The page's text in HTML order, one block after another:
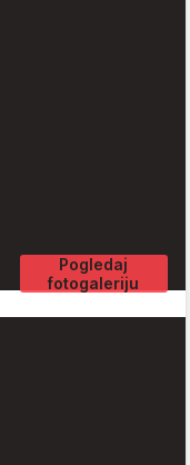
Pogledaj
fotogaleriju